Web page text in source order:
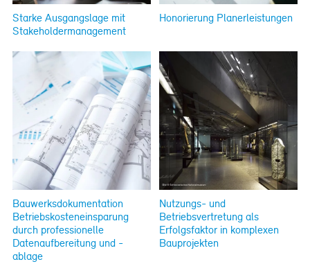
Starke Ausgangslage mit
Stakeholdermanagement
Honorierung Planerleistungen
Bauwerksdokumentation
Betriebskosteneinsparung
durch professionelle
Datenaufbereitung und -
ablage
Nutzungs- und
Betriebsvertretung als
Erfolgsfaktor in komplexen
Bauprojekten